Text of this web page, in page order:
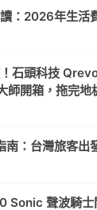
：2026年生活
石頭科技
師開箱，拖完地
南：台灣旅客出
Sonic 聲波騎士